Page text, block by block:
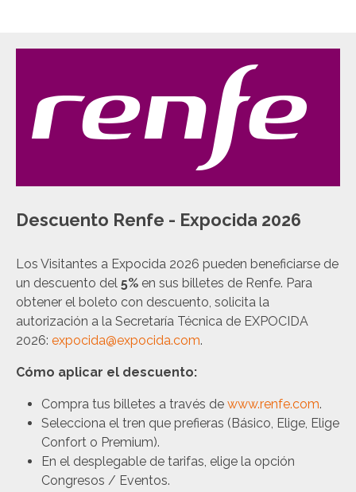
Descuento Renfe - Expocida 2026
Los Visitantes a Expocida 2026 pueden beneficiarse de
un descuento del 5% en sus billetes de Renfe. Para
obtener el boleto con descuento, solicita la
autorización a la Secretaría Técnica de EXPOCIDA
2026: expocida@expocida.com.
Cómo aplicar el descuento:
Compra tus billetes a través de www.renfe.com.
Selecciona el tren que prefieras (Básico, Elige, Elige
Confort o Premium).
En el desplegable de tarifas, elige la opción
Congresos / Eventos.